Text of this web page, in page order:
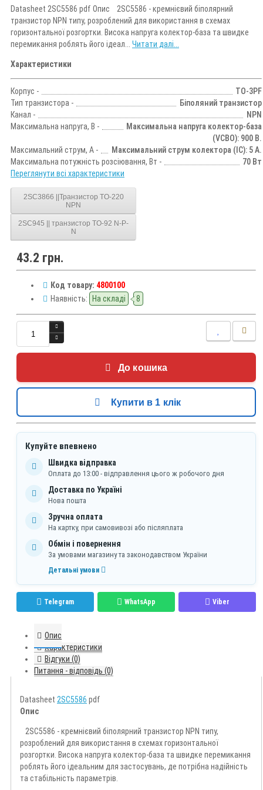
Datasheet 2SC5586 pdf Опис 2SC5586 - кремнієвий біполярний
транзистор NPN типу, розроблений для використання в схемах
горизонтальної розгортки. Висока напруга колектор-база та швидке
перемикання роблять його ідеал... Читати далі...
Характеристики
Корпус -
TO-3PF
Тип транзистора -
Біполяний транзистор
Канал -
NPN
Максимальна напруга, В -
Максимальна напруга колектор-база
(VCBO): 900 В.
Максимальний струм, А -
Максимальний струм колектора (IC): 5 А.
Максимальна потужність розсіювання, Вт -
70 Вт
Переглянути всі характеристики
2SC3866 ||Транзистор TO-220
NPN
2SC945 || транзистор TO-92 N-P-
N
43.2 грн.
Код товару: 4800100
Наявність:
На складі 8
До кошика
Купити в 1 клік
Купуйте впевнено
Швидка відправка
Оплата до 13:00 - відправлення цього ж робочого дня
Доставка по Україні
Нова пошта
Зручна оплата
На картку, при самовивозі або післяплата
Обмін і повернення
За умовами магазину та законодавством України
Детальні умови
Telegram WhatsApp Viber
Опис
Характеристики
Відгуки (0)
Питання - відповідь (0)
Datasheet 2SC5586 pdf
Опис
2SC5586 - кремнієвий біполярний транзистор NPN типу,
розроблений для використання в схемах горизонтальної
розгортки. Висока напруга колектор-база та швидке перемикання
роблять його ідеальним для застосувань, де потрібна надійність
та стабільність параметрів.